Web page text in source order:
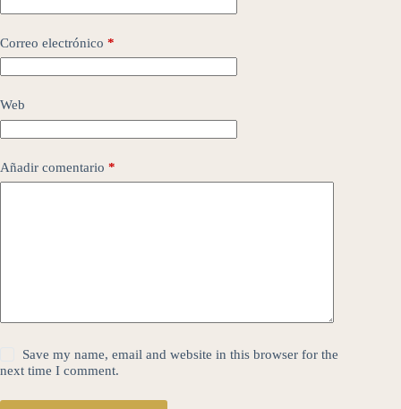
Correo electrónico *
Web
Añadir comentario *
Save my name, email and website in this browser for the
next time I comment.